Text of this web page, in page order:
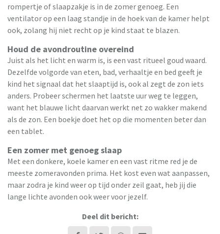
rompertje of slaapzakje is in de zomer genoeg. Een
ventilator op een laag standje in de hoek van de kamer helpt
ook, zolang hij niet recht op je kind staat te blazen.
Houd de avondroutine overeind
Juist als het licht en warm is, is een vast ritueel goud waard.
Dezelfde volgorde van eten, bad, verhaaltje en bed geeft je
kind het signaal dat het slaaptijd is, ook al zegt de zon iets
anders. Probeer schermen het laatste uur weg te leggen,
want het blauwe licht daarvan werkt net zo wakker makend
als de zon. Een boekje doet het op die momenten beter dan
een tablet.
Een zomer met genoeg slaap
Met een donkere, koele kamer en een vast ritme red je de
meeste zomeravonden prima. Het kost even wat aanpassen,
maar zodra je kind weer op tijd onder zeil gaat, heb jij die
lange lichte avonden ook weer voor jezelf.
Deel dit bericht: